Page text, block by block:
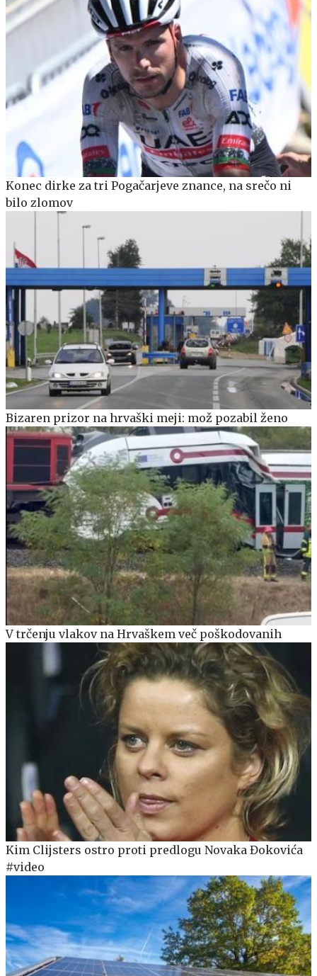
Konec dirke za tri Pogačarjeve znance, na srečo ni
bilo zlomov
Bizaren prizor na hrvaški meji: mož pozabil ženo
V trčenju vlakov na Hrvaškem več poškodovanih
Kim Clijsters ostro proti predlogu Novaka Đokovića
#video